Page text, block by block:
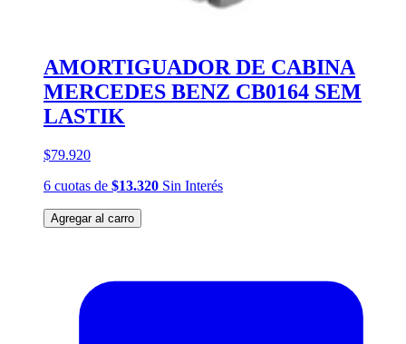
AMORTIGUADOR DE CABINA
MERCEDES BENZ CB0164 SEM
LASTIK
$79.920
6 cuotas de $13.320 Sin Interés
Agregar al carro